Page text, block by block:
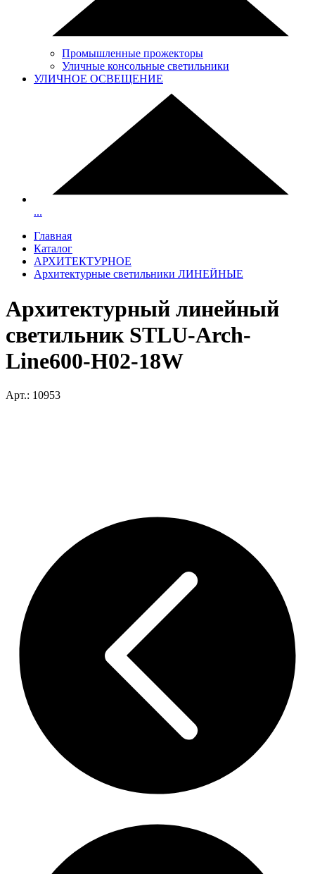
Промышленные прожекторы
Уличные консольные светильники
УЛИЧНОЕ ОСВЕЩЕНИЕ
...
Главная
Каталог
АРХИТЕКТУРНОЕ
Архитектурные светильники ЛИНЕЙНЫЕ
Архитектурный линейный
светильник STLU-Arch-
Line600-H02-18W
Арт.: 10953